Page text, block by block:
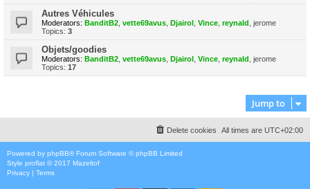
Autres Véhicules
Moderators: BanditB2 vette69avus Djairol Vince reynald jerome
Topics: 3
Objets/goodies
Moderators: BanditB2 vette69avus Djairol Vince reynald jerome
Topics: 17
Jump to
All times are UTC+02:00
Delete cookies
Powered by phpBB® Forum Software © phpBB Limited
Style proflat © 2017 Mazeltof
Privacy | Terms